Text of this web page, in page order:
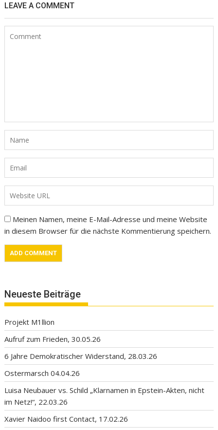
LEAVE A COMMENT
Meinen Namen, meine E-Mail-Adresse und meine Website
in diesem Browser für die nächste Kommentierung speichern.
Neueste Beiträge
Projekt M1llion
Aufruf zum Frieden, 30.05.26
6 Jahre Demokratischer Widerstand, 28.03.26
Ostermarsch 04.04.26
Luisa Neubauer vs. Schild „Klarnamen in Epstein-Akten, nicht
im Netz!“, 22.03.26
Xavier Naidoo first Contact, 17.02.26